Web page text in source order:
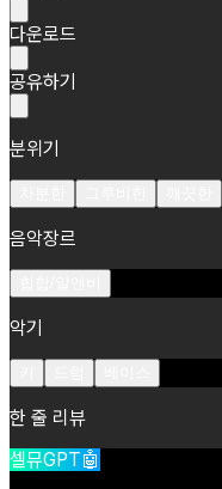
다운로드
공유하기
분위기
음악장르
악기
한 줄 리뷰
셀뮤GPT🤖